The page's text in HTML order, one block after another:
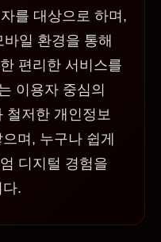
를 대상으로 하며,
일 환경을 통해
편리한 서비스를
이용자 중심의
철저한 개인정보
며, 누구나 쉽게
디지털 경험을
.